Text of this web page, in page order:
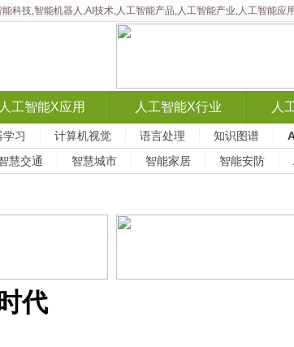
科技,智能机器人,AI技术,人工智能产品,人工智能产业,人工智能应
人工智能X应用 人工智能X行业 人
学习 计算机视觉 语言处理 知识图谱
慧交通 智慧城市 智能家居 智能安防
代